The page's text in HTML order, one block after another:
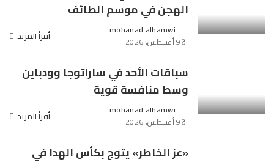
الهجن في موسم الطائف
Posted
by
mohanad.alhamwi
9 أغسطس، 2026
أقرأ المزيد
سباقات الأحد في ساراتوجا وودباين
وسط منافسة قوية
Posted
by
mohanad.alhamwi
9 أغسطس، 2026
أقرأ المزيد
«عز الخاطر» يتوج بكأس الهدا في